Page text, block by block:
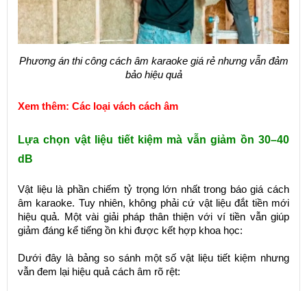
Phương án thi công cách âm karaoke giá rẻ nhưng vẫn đảm
bảo hiệu quả
Xem thêm: Các loại vách cách âm
Lựa chọn vật liệu tiết kiệm mà vẫn giảm ồn 30–40
dB
Vật liệu là phần chiếm tỷ trọng lớn nhất trong báo giá cách
âm karaoke. Tuy nhiên, không phải cứ vật liệu đắt tiền mới
hiệu quả. Một vài giải pháp thân thiện với ví tiền vẫn giúp
giảm đáng kể tiếng ồn khi được kết hợp khoa học:
Dưới đây là bảng so sánh một số vật liệu tiết kiệm nhưng
vẫn đem lại hiệu quả cách âm rõ rệt: